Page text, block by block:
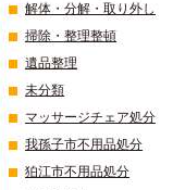
解体・分解・取り外し
掃除・整理整頓
遺品整理
未分類
マッサージチェア処分
我孫子市不用品処分
狛江市不用品処分